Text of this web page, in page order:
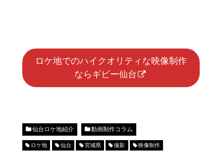
ロケ地でのハイクオリティな映像制作
ならギビー仙台
仙台ロケ地紹介 動画制作コラム
ロケ地 仙台 宮城県 撮影 映像制作